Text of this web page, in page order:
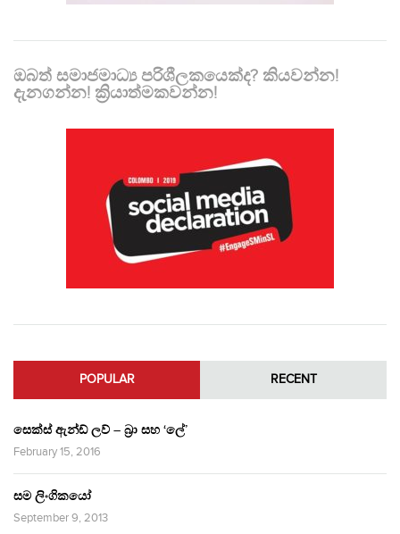
ඔබත් සමාජමාධ්‍ය පරිශීලකයෙක්ද? කියවන්න!
දැනගන්න! ක්‍රියාත්මකවන්න!
POPULAR RECENT
සෙක්ස් ඇන්ඩ් ලව් – බ්‍රා සහ ‘ලේ’
February 15, 2016
සම ලිංගිකයෝ
September 9, 2013